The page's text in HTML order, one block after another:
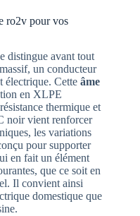
ro2v pour vos
distingue avant tout
un conducteur
électrique. Cette âme
en XLPE
thermique et
noir vient renforcer
les variations
pour supporter
en fait un élément
que ce soit en
Il convient ainsi
domestique que